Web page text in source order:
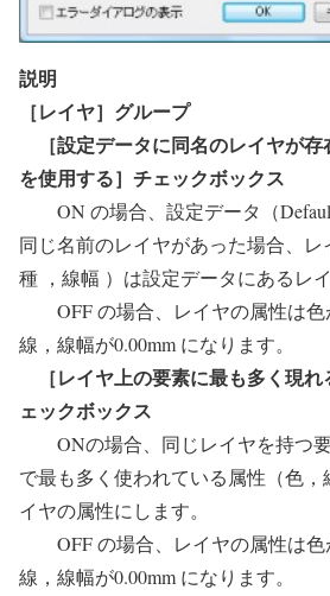
説明
［レイヤ］グループ
［設定データに同名のレイヤが存
を使用する］チェックボックス
ON の場合、設定データ（
同じ名前のレイヤがあった場合、
種 ，線幅 ）は設定データにあるレ
OFF の場合、レイヤの属性は色
線，線幅が0.00mm になります。
［レイヤ上の要素に最も多く現
ェックボックス
ONの場合、同じレイヤを持つ要
で最も多く使われている属性（色
イヤの属性にします。
OFF の場合、レイヤの属性は色
線，線幅が0.00mm になります。